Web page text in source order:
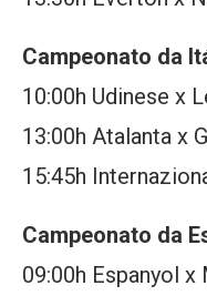
Campeonato da
10:00h Udinese x
13:00h Atalanta x
15:45h
Campeonato da
09:00h Espanyol x